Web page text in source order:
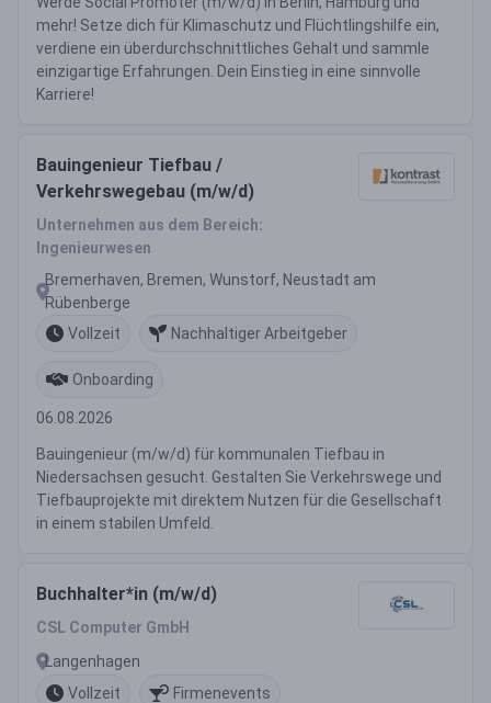
mehr! Setze dich für Klimaschutz und Flüchtlingshilfe ein,
verdiene ein überdurchschnittliches Gehalt und sammle
einzigartige Erfahrungen. Dein Einstieg in eine sinnvolle
Karriere!
Bauingenieur Tiefbau /
Verkehrswegebau (m/w/d)
Unternehmen aus dem Bereich:
Ingenieurwesen
Bremerhaven, Bremen, Wunstorf, Neustadt am
Rübenberge
Vollzeit
Nachhaltiger Arbeitgeber
Onboarding
06.08.2026
Bauingenieur (m/w/d) für kommunalen Tiefbau in
Niedersachsen gesucht. Gestalten Sie Verkehrswege und
Tiefbauprojekte mit direktem Nutzen für die Gesellschaft
in einem stabilen Umfeld.
Buchhalter*in (m/w/d)
CSL Computer GmbH
Langenhagen
Vollzeit
Firmenevents